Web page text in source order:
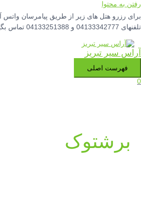
رفتن به محتوا
برای رزرو هتل های زیر از طریق پیامرسان واتس
تلفنهای 04133342777 و 04133251388 تماس بگیرید.
آراس سیر تبریز
فهرست اصلی
0
برشتوک